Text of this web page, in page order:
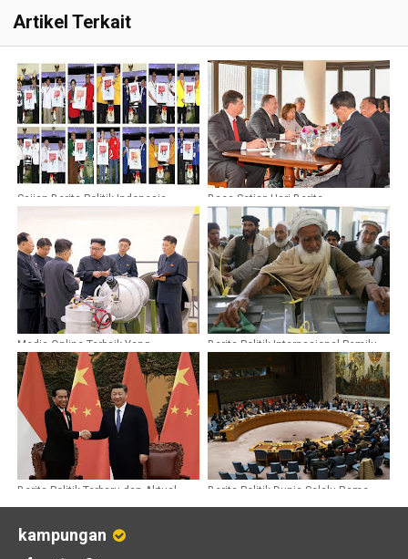
Artikel Terkait
Sajian Berita Politik Indonesia
Baca Setiap Hari Berita
Internasional Terbaru
Media Online Terbaik Yang
Menyajikan Berita Dunia Terkini
Paling Lengkap
Berita Politik Internasional Pemilu
Afghanistan
Berita Politik Terbaru dan Aktual
Berita Politik Dunia Selalu Rame
kampungan